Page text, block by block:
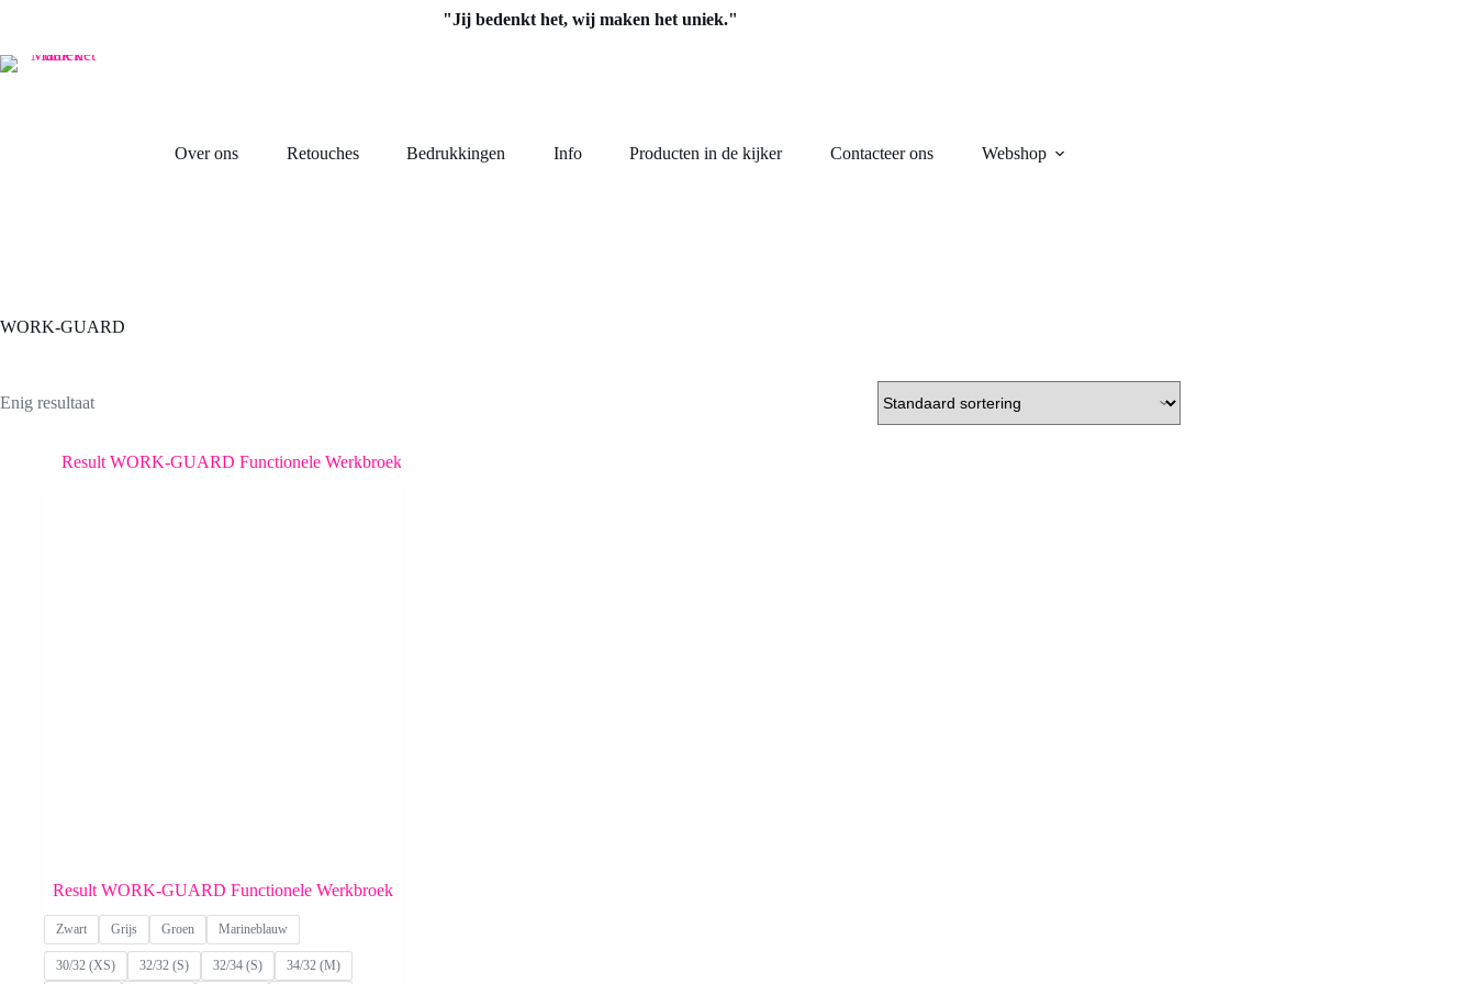
inhoud
"Jij bedenkt het, wij maken het uniek."
Over ons Retouches Bedrukkingen Info Producten in de kijker Contacteer ons Webshop
WORK-GUARD
Enig resultaat
Result WORK-GUARD Functionele Werkbroek
Zwart Grijs Groen Marineblauw
30/32 (XS) 32/32 (S) 32/34 (S)
34/32 (M)